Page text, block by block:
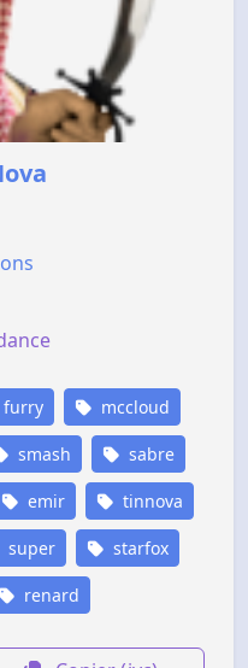
furry mccloud
smash sabre
emir tinnova
super starfox
renard